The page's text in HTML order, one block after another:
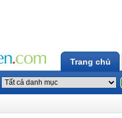
Trang chủ